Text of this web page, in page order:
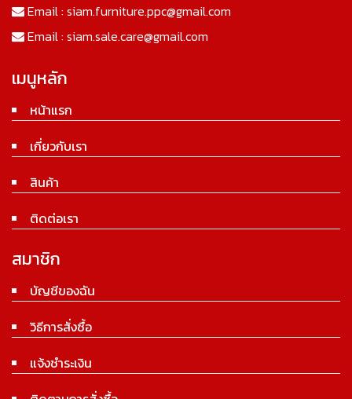
Email : siam.furniture.ppc@gmail.com
Email : siam.sale.care@gmail.com
เมนูหลัก
หน้าแรก
เกี่ยวกับเรา
สินค้า
ติดต่อเรา
สมาชิก
บัญชีของฉัน
วิธีการสั่งซื้อ
แจ้งชำระเงิน